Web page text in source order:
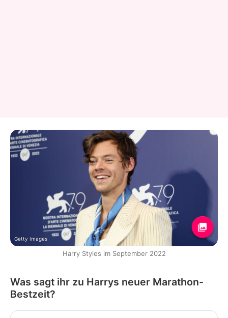
Getty Images
Harry Styles im September 2022
Was sagt ihr zu Harrys neuer Marathon-
Bestzeit?